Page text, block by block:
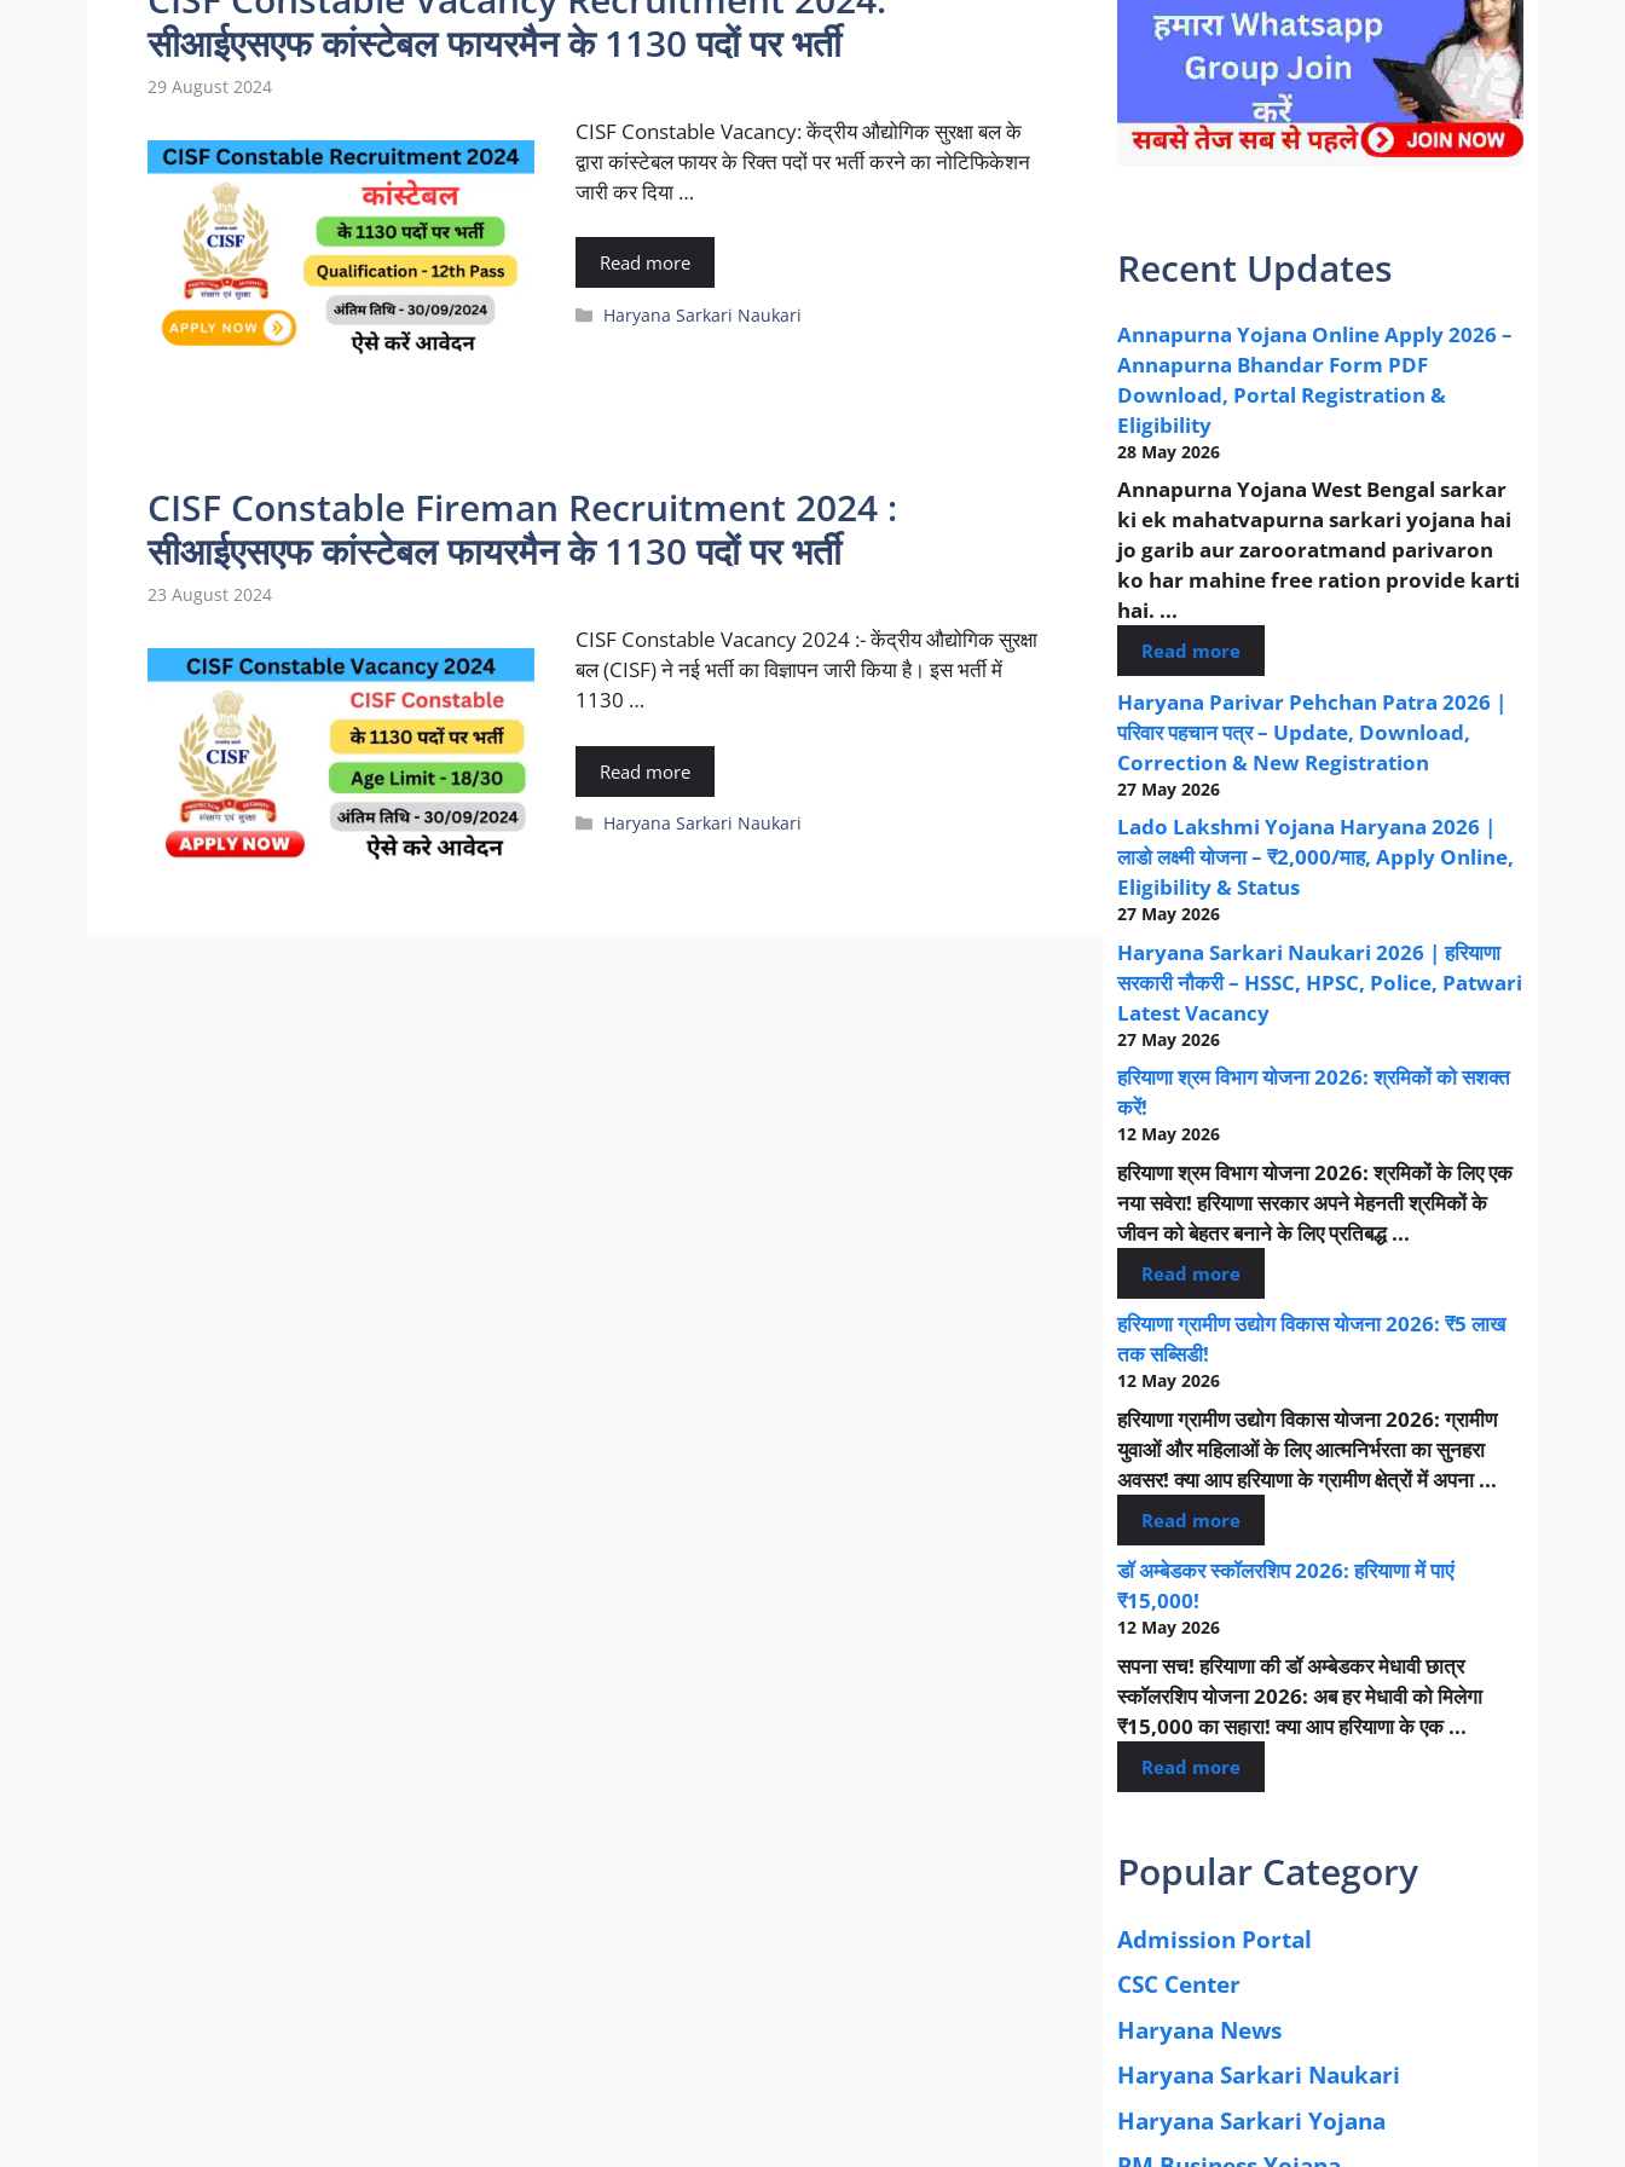
सीआईएसएफ कांस्टेबल फायरमैन के 1130 पदों पर भर्ती
29 August 2024
CISF Constable Vacancy: केंद्रीय औद्योगिक सुरक्षा बल के
द्वारा कांस्टेबल फायर के रिक्त पदों पर भर्ती करने का नोटिफिकेशन
जारी कर दिया …
Read more
Categories
Haryana Sarkari Naukari
CISF Constable Fireman Recruitment 2024 :
सीआईएसएफ कांस्टेबल फायरमैन के 1130 पदों पर भर्ती
23 August 2024
CISF Constable Vacancy 2024 :- केंद्रीय औद्योगिक सुरक्षा
बल (CISF) ने नई भर्ती का विज्ञापन जारी किया है। इस भर्ती में
1130 …
Read more
Categories
Haryana Sarkari Naukari
Recent Updates
Annapurna Yojana Online Apply 2026 –
Annapurna Bhandar Form PDF
Download, Portal Registration &
Eligibility
28 May 2026
Annapurna Yojana West Bengal sarkar
ki ek mahatvapurna sarkari yojana hai
jo garib aur zarooratmand parivaron
ko har mahine free ration provide karti
hai. ...
Read more
Haryana Parivar Pehchan Patra 2026 |
परिवार पहचान पत्र – Update, Download,
Correction & New Registration
27 May 2026
Lado Lakshmi Yojana Haryana 2026 |
लाडो लक्ष्मी योजना – ₹2,000/माह, Apply Online,
Eligibility & Status
27 May 2026
Haryana Sarkari Naukari 2026 | हरियाणा
सरकारी नौकरी – HSSC, HPSC, Police, Patwari
Latest Vacancy
27 May 2026
हरियाणा श्रम विभाग योजना 2026: श्रमिकों को सशक्त
करें!
12 May 2026
हरियाणा श्रम विभाग योजना 2026: श्रमिकों के लिए एक
नया सवेरा! हरियाणा सरकार अपने मेहनती श्रमिकों के
जीवन को बेहतर बनाने के लिए प्रतिबद्ध ...
Read more
हरियाणा ग्रामीण उद्योग विकास योजना 2026: ₹5 लाख
तक सब्सिडी!
12 May 2026
हरियाणा ग्रामीण उद्योग विकास योजना 2026: ग्रामीण
युवाओं और महिलाओं के लिए आत्मनिर्भरता का सुनहरा
अवसर! क्या आप हरियाणा के ग्रामीण क्षेत्रों में अपना ...
Read more
डॉ अम्बेडकर स्कॉलरशिप 2026: हरियाणा में पाएं
₹15,000!
12 May 2026
सपना सच! हरियाणा की डॉ अम्बेडकर मेधावी छात्र
स्कॉलरशिप योजना 2026: अब हर मेधावी को मिलेगा
₹15,000 का सहारा! क्या आप हरियाणा के एक ...
Read more
Popular Category
Admission Portal
CSC Center
Haryana News
Haryana Sarkari Naukari
Haryana Sarkari Yojana